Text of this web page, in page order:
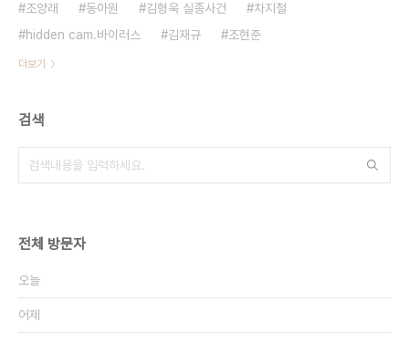
조양래
동아원 김형욱 실종사건
차지철
hidden cam.바이러스
김재규 조현준
더보기
검색
전체 방문자
오늘
어제